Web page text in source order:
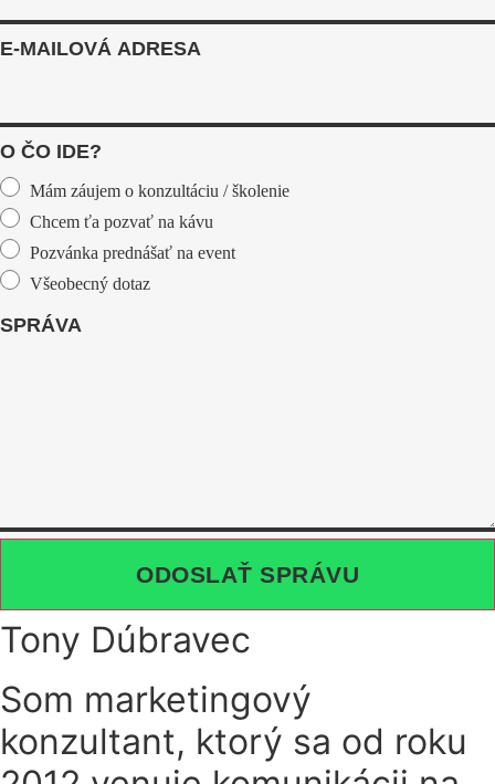
E-MAILOVÁ ADRESA
O ČO IDE?
Mám záujem o konzultáciu / školenie
Chcem ťa pozvať na kávu
Pozvánka prednášať na event
Všeobecný dotaz
SPRÁVA
ODOSLAŤ SPRÁVU
Tony Dúbravec
Som marketingový
konzultant, ktorý sa od roku